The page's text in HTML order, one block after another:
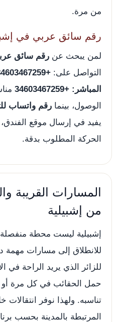
من مرة.
رقم سائق عربي في
لمن يبحث عن رقم سائق
التواصل على: +34603467259
المباشر: +34603467259
الوصول، بينما رقم واتساب للتنسيق:
يفيد في إرسال موقع
الحركة المطلوب بدقة.
المسارات القريبة
من إشبيلية
إشبيلية ليست محطة
للانطلاق إلى مسارات مهمة
للزائر الذي يريد الراحة في
حمل الحقائب في كل مرة أو
تناسبه. ولهذا نوفر
المرتبطة بالمدينة بحسب